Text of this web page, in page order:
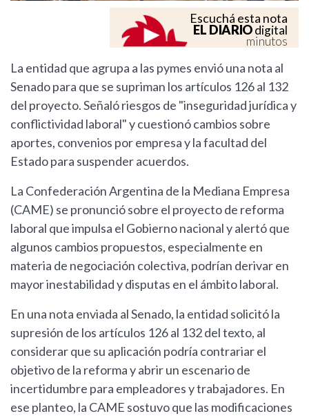
Escuchá esta nota
EL DIARIOdigital
minutos
La entidad que agrupa a las pymes envió una nota al
Senado para que se supriman los artículos 126 al 132
del proyecto. Señaló riesgos de "inseguridad jurídica y
conflictividad laboral" y cuestionó cambios sobre
aportes, convenios por empresa y la facultad del
Estado para suspender acuerdos.
La Confederación Argentina de la Mediana Empresa
(CAME) se pronunció sobre el proyecto de reforma
laboral que impulsa el Gobierno nacional y alertó que
algunos cambios propuestos, especialmente en
materia de negociación colectiva, podrían derivar en
mayor inestabilidad y disputas en el ámbito laboral.
En una nota enviada al Senado, la entidad solicitó la
supresión de los artículos 126 al 132 del texto, al
considerar que su aplicación podría contrariar el
objetivo de la reforma y abrir un escenario de
incertidumbre para empleadores y trabajadores. En
ese planteo, la CAME sostuvo que las modificaciones